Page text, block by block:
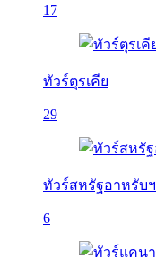
17
ทัวร์ตุรเคีย
29
ทัวร์สหรัฐอาหรับฯ
6